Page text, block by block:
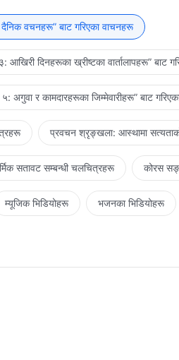
तिनीहरुलाई मानवजातिले पहिचान गर्छ
छ, र उहाँले मात्रै मानिसको गन्तव्यलाई
आफ्‍नै आँखाले यो सबै देख्‍नेछ, र
लागि जिउँछ, र जब उसले
र जान्छ। कुनै अपवाद छैन कि यो सबै
सदाकालसम्‍म अघि बढिरहन्छ। उहाँले
र उहाँको राज्यमा फर्कने
दैनिक वचनहरू” बाट गरिएका वाचनहरू
दिनहरूका ख्रीष्टका वार्तालापहरू” बाट
अगुवा र कामदारहरूका जिम्‍मेवारीहरू” बाट
प्रवचन श्रृङ्खला: आस्थामा
सतावट सम्‍बन्धी चलचित्रहरू कोरस
म्यूजिक भिडियोहरू भजनका भिडियोहरू